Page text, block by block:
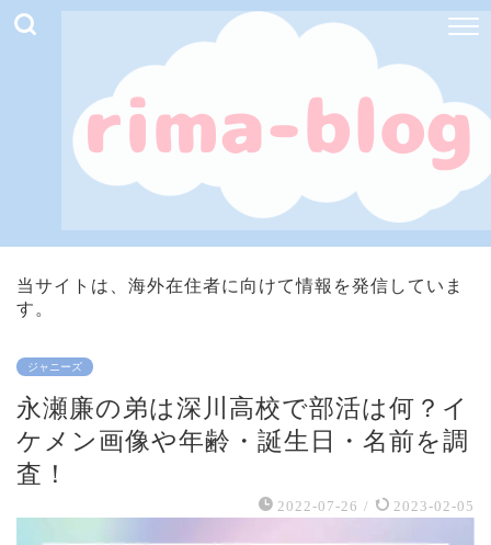
当サイトは、海外在住者に向けて情報を発信していま
す。
ジャニーズ
永瀬廉の弟は深川高校で部活は何？イ
ケメン画像や年齢・誕生日・名前を調
査！
2022-07-26 / 2023-02-05